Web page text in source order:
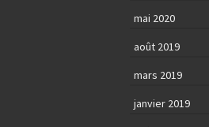
mai 2020
août 2019
mars 2019
janvier 2019